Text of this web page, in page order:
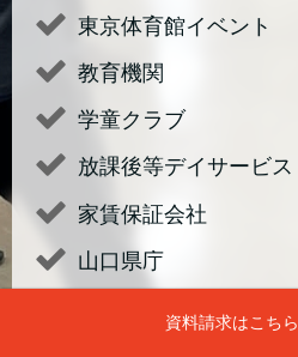
資料請求はこちら
東京体育館イベント
教育機関
学童クラブ
放課後等デイサービス
家賃保証会社
山口県庁